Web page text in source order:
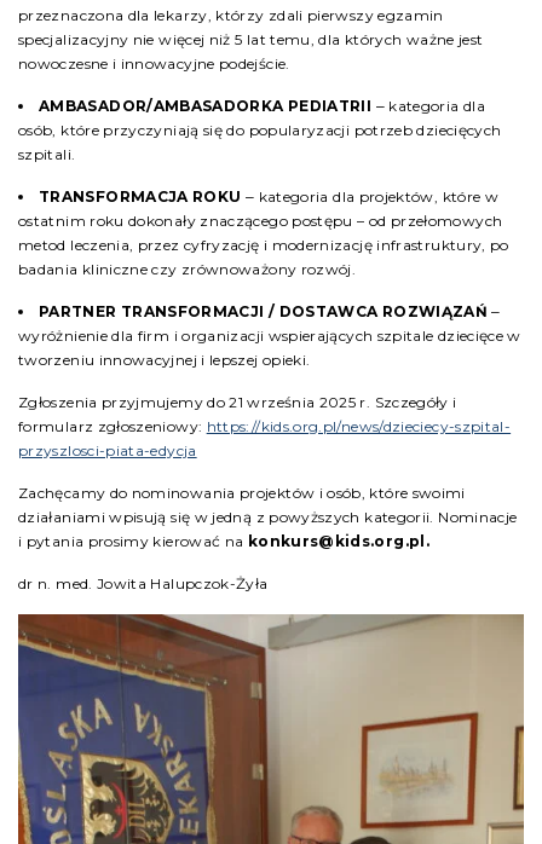
przeznaczona dla lekarzy, którzy zdali pierwszy egzamin
specjalizacyjny nie więcej niż 5 lat temu, dla których ważne jest
nowoczesne i innowacyjne podejście.
AMBASADOR/AMBASADORKA PEDIATRII ‒ kategoria dla
osób, które przyczyniają się do popularyzacji potrzeb dziecięcych
szpitali.
TRANSFORMACJA ROKU ‒ kategoria dla projektów, które w
ostatnim roku dokonały znaczącego postępu – od przełomowych
metod leczenia, przez cyfryzację i modernizację infrastruktury, po
badania kliniczne czy zrównoważony rozwój.
PARTNER TRANSFORMACJI / DOSTAWCA ROZWIĄZAŃ‒
wyróżnienie dla firm i organizacji wspierających szpitale dziecięce w
tworzeniu innowacyjnej i lepszej opieki.
Zgłoszenia przyjmujemy do 21 września 2025 r. Szczegóły i
formularz zgłoszeniowy: https://kids.org.pl/news/dzieciecy-szpital-
przyszlosci-piata-edycja
Zachęcamy do nominowania projektów i osób, które swoimi
działaniami wpisują się w jedną z powyższych kategorii. Nominacje
i pytania prosimy kierować na konkurs@kids.org.pl.
dr n. med. Jowita Halupczok-Żyła